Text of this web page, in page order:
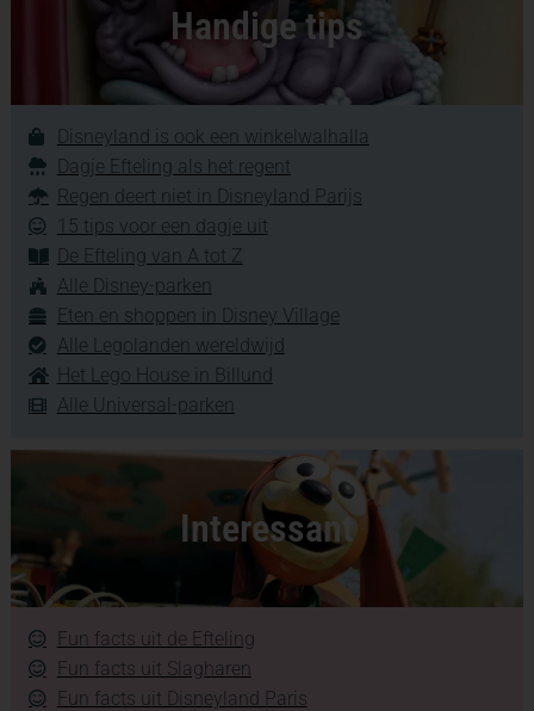
Handige tips
Disneyland is ook een winkelwalhalla
Dagje Efteling als het regent
Regen deert niet in Disneyland Parijs
15 tips voor een dagje uit
De Efteling van A tot Z
Alle Disney-parken
Eten en shoppen in Disney Village
Alle Legolanden wereldwijd
Het Lego House in Billund
Alle Universal-parken
Interessant
Fun facts uit de Efteling
Fun facts uit Slagharen
Fun facts uit Disneyland Paris